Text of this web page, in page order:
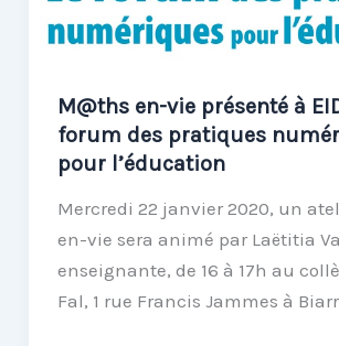
les
M@ths en-vie présenté à
forum des pratiques
pour l’éducation
Mercredi 22 janvier 2020, un
en-vie sera animé par Laëtitia
enseignante, de 16 à 17h au
Fal, 1 rue Francis Jammes à